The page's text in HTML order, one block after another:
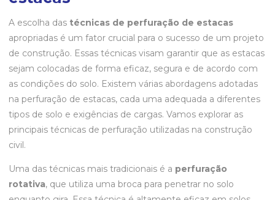
A escolha das técnicas de perfuração de estacas
apropriadas é um fator crucial para o sucesso de um projeto
de construção. Essas técnicas visam garantir que as estacas
sejam colocadas de forma eficaz, segura e de acordo com
as condições do solo. Existem várias abordagens adotadas
na perfuração de estacas, cada uma adequada a diferentes
tipos de solo e exigências de cargas. Vamos explorar as
principais técnicas de perfuração utilizadas na construção
civil.
Uma das técnicas mais tradicionais é a perfuração
rotativa, que utiliza uma broca para penetrar no solo